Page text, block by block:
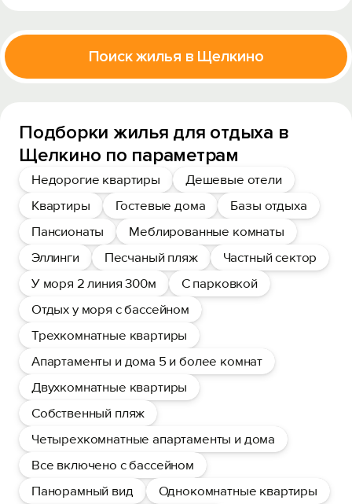
Поиск жилья в Щелкино
Подборки жилья для отдыха в
Щелкино по параметрам
Недорогие квартиры
Дешевые отели
Квартиры
Гостевые дома
Базы отдыха
Пансионаты
Меблированные комнаты
Эллинги
Песчаный пляж
Частный сектор
У моря 2 линия 300м
С парковкой
Отдых у моря с бассейном
Трехкомнатные квартиры
Апартаменты и дома 5 и более комнат
Двухкомнатные квартиры
Собственный пляж
Четырехкомнатные апартаменты и дома
Все включено с бассейном
Панорамный вид
Однокомнатные квартиры